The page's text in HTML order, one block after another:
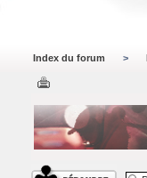
Index du forum >
Répondre